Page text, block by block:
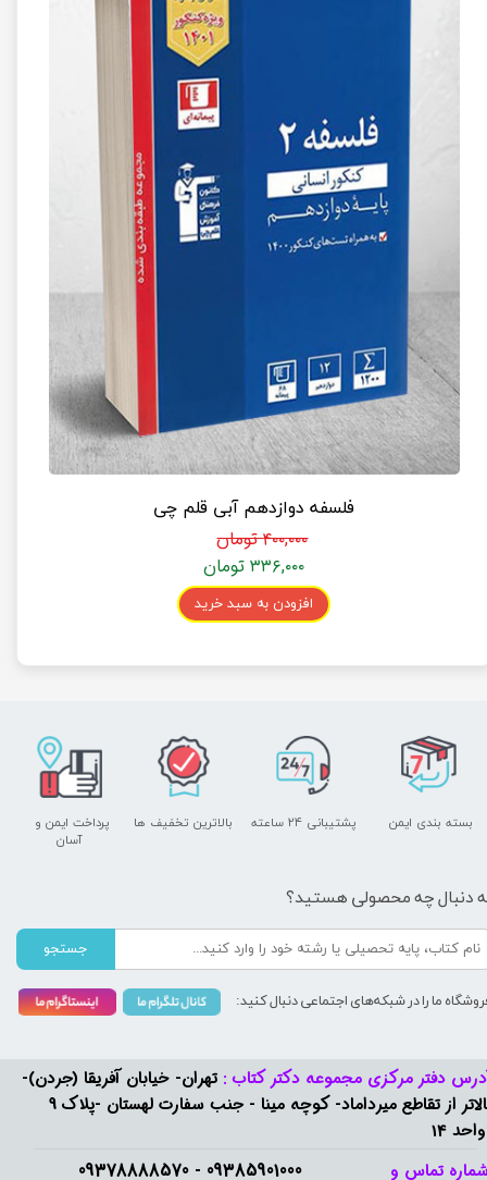
فلسفه دوازدهم آبی قلم چی
۴۰۰,۰۰۰ تومان
۳۳۶,۰۰۰ تومان
افزودن به سبد خرید
09385901000 - 09378888570​​​​​​​
دفتر مرکزی مجموعه دکتر کتاب : تهران- خیابان آفریقا (جردن)-
بالاتر از تقاطع میرداماد- کوچه مینا - جنب سفارت لهستان -پلاک 9
14
تماس و
پشتیبانی ۲۴ ساعته
پرداخت ایمن و ​​​​​​​
آسان
بسته بندی ایمن بالاترین تخفیف ها
دنبال چه محصولی هستید؟
جستجو
ما را در شبکه‌های اجتماعی دنبال کنید: